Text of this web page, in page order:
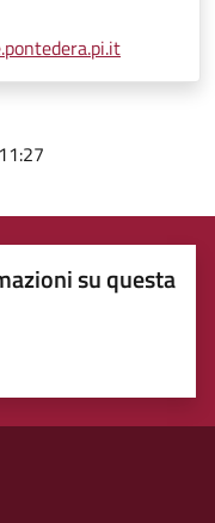
su questa